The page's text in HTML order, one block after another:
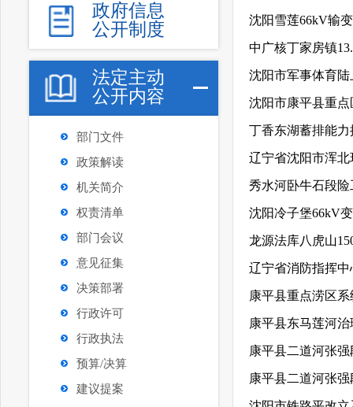
政府信息
公开制度
法定主动
公开内容
部门文件
政策解读
机关简介
权责清单
部门会议
意见征集
决策部署
行政许可
行政执法
预算/决算
建议提案
沈阳雪莲66kV输
中广核丁家房镇
沈阳市军事体育
沈阳市康平县重
丁香东湖蓄排能
辽宁省沈阳市浑
秀水河卧牛石段
沈阳冷子堡66kV
龙源法库八虎山
辽宁省消防指挥
康平县重点涝区
康平县东马莲河
康平县二道河张
康平县二道河张